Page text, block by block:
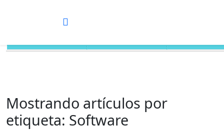
Mostrando artículos por
etiqueta: Software